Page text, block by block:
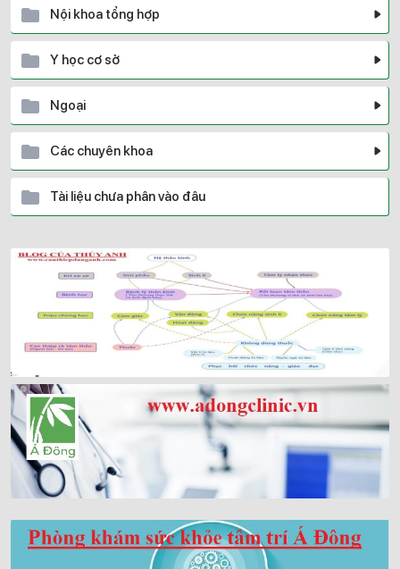
Nội khoa tổng hợp
Y học cơ sở
Ngoại
Các chuyên khoa
Tài liệu chưa phân vào đâu